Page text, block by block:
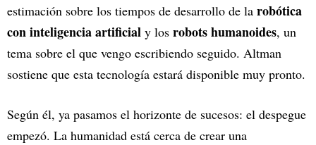
estimación sobre los tiempos de desarrollo de la robótica
con inteligencia artificial y los robots humanoides, un
tema sobre el que vengo escribiendo seguido. Altman
sostiene que esta tecnología estará disponible muy pronto.
Según él, ya pasamos el horizonte de sucesos: el despegue
empezó. La humanidad está cerca de crear una